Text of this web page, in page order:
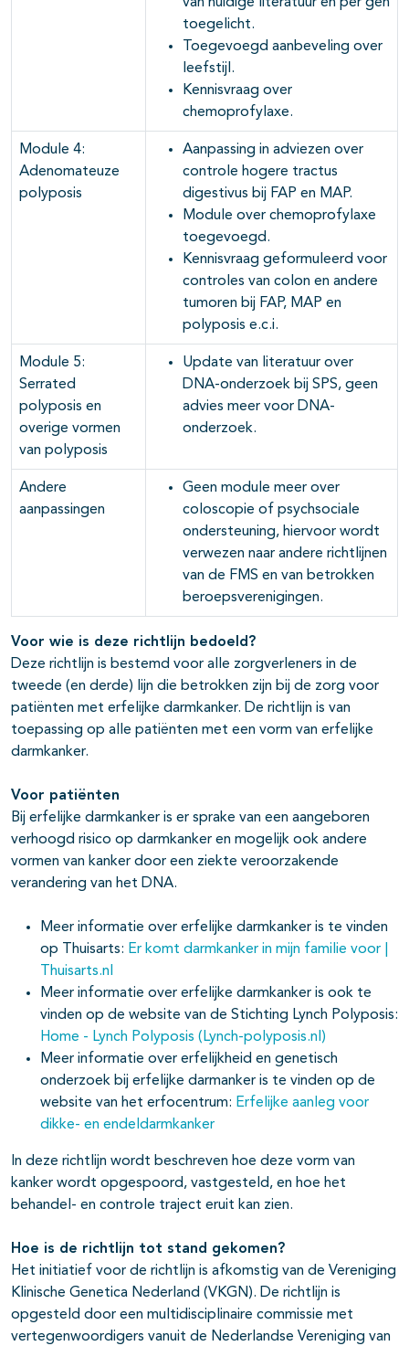
toegelicht.
Toegevoegd aanbeveling over
leefstijl.
Kennisvraag over
chemoprofylaxe.
Module 4:
Adenomateuze
polyposis
Aanpassing in adviezen over
controle hogere tractus
digestivus bij FAP en MAP.
Module over chemoprofylaxe
toegevoegd.
Kennisvraag geformuleerd voor
controles van colon en andere
tumoren bij FAP, MAP en
polyposis e.c.i.
Module 5:
Serrated
polyposis en
overige vormen
van polyposis
Update van literatuur over
DNA-onderzoek bij SPS, geen
advies meer voor DNA-
onderzoek.
Andere
aanpassingen
Geen module meer over
coloscopie of psychsociale
ondersteuning, hiervoor wordt
verwezen naar andere richtlijnen
van de FMS en van betrokken
beroepsverenigingen.
Voor wie is deze richtlijn bedoeld?
Deze richtlijn is bestemd voor alle zorgverleners in de
tweede (en derde) lijn die betrokken zijn bij de zorg voor
patiënten met erfelijke darmkanker. De richtlijn is van
toepassing op alle patiënten met een vorm van erfelijke
darmkanker.
Voor patiënten
Bij erfelijke darmkanker is er sprake van een aangeboren
verhoogd risico op darmkanker en mogelijk ook andere
vormen van kanker door een ziekte veroorzakende
verandering van het DNA.
Meer informatie over erfelijke darmkanker is te vinden
op Thuisarts: Er komt darmkanker in mijn familie voor |
Thuisarts.nl
Meer informatie over erfelijke darmkanker is ook te
vinden op de website van de Stichting Lynch Polyposis:
Home - Lynch Polyposis (Lynch-polyposis.nl)
Meer informatie over erfelijkheid en genetisch
onderzoek bij erfelijke darmanker is te vinden op de
website van het erfocentrum: Erfelijke aanleg voor
dikke- en endeldarmkanker
In deze richtlijn wordt beschreven hoe deze vorm van
kanker wordt opgespoord, vastgesteld, en hoe het
behandel- en controle traject eruit kan zien.
Hoe is de richtlijn tot stand gekomen?
Het initiatief voor de richtlijn is afkomstig van de Vereniging
Klinische Genetica Nederland (VKGN). De richtlijn is
opgesteld door een multidisciplinaire commissie met
vertegenwoordigers vanuit de Nederlandse Vereniging van